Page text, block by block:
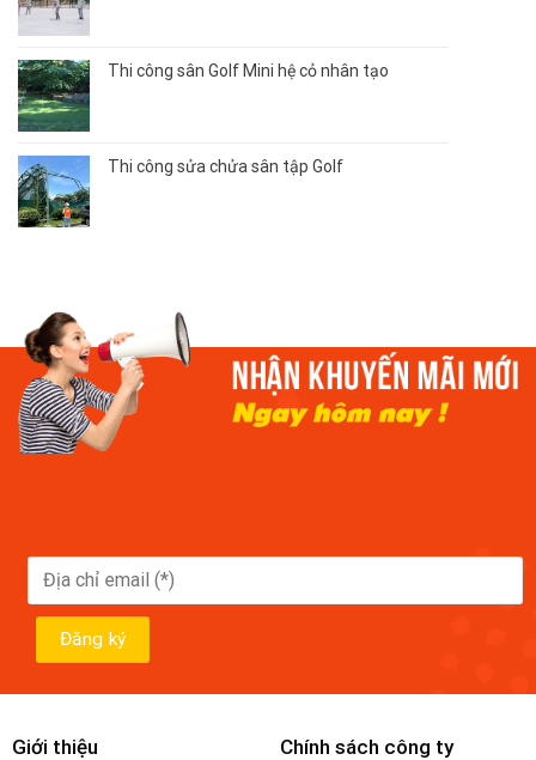
Thi công sân Golf Mini hệ cỏ nhân tạo
Thi công sửa chửa sân tập Golf
Giới thiệu Chính sách công ty